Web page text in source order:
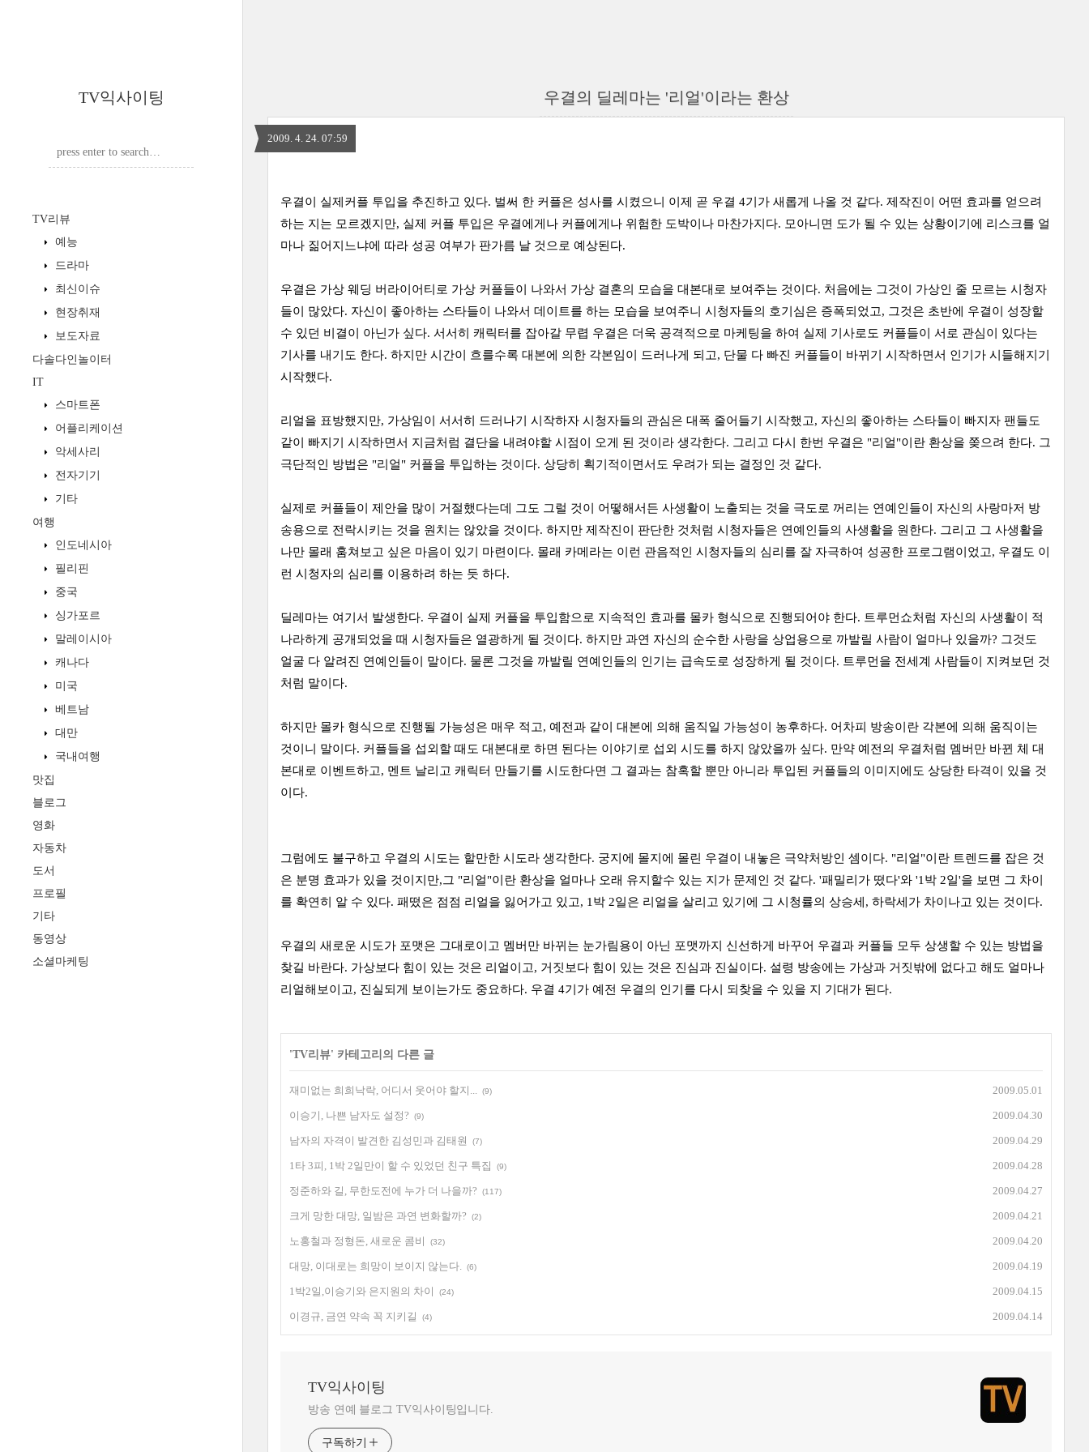
TV익사이팅
TV리뷰
예능
드라마
최신이슈
현장취재
보도자료
다솔다인놀이터
IT
스마트폰
어플리케이션
악세사리
전자기기
기타
여행
인도네시아
필리핀
중국
싱가포르
말레이시아
캐나다
미국
베트남
대만
국내여행
맛집
블로그
영화
자동차
도서
프로필
기타
동영상
소셜마케팅
우결의 딜레마는 '리얼'이라는 환상
2009. 4. 24. 07:59
우결이 실제커플 투입을 추진하고 있다. 벌써 한 커플은 성사를 시켰으니 이제 곧 우결 4기가 새롭게 나올 것 같다. 제작진이 어떤 효과를 얻으려
하는 지는 모르겠지만, 실제 커플 투입은 우결에게나 커플에게나 위험한 도박이나 마찬가지다. 모아니면 도가 될 수 있는 상황이기에 리스크를 얼
마나 짊어지느냐에 따라 성공 여부가 판가름 날 것으로 예상된다.
우결은 가상 웨딩 버라이어티로 가상 커플들이 나와서 가상 결혼의 모습을 대본대로 보여주는 것이다. 처음에는 그것이 가상인 줄 모르는 시청자
들이 많았다. 자신이 좋아하는 스타들이 나와서 데이트를 하는 모습을 보여주니 시청자들의 호기심은 증폭되었고, 그것은 초반에 우결이 성장할
수 있던 비결이 아닌가 싶다. 서서히 캐릭터를 잡아갈 무렵 우결은 더욱 공격적으로 마케팅을 하여 실제 기사로도 커플들이 서로 관심이 있다는
기사를 내기도 한다. 하지만 시간이 흐를수록 대본에 의한 각본임이 드러나게 되고, 단물 다 빠진 커플들이 바뀌기 시작하면서 인기가 시들해지기
시작했다.
리얼을 표방했지만, 가상임이 서서히 드러나기 시작하자 시청자들의 관심은 대폭 줄어들기 시작했고, 자신의 좋아하는 스타들이 빠지자 팬들도
같이 빠지기 시작하면서 지금처럼 결단을 내려야할 시점이 오게 된 것이라 생각한다. 그리고 다시 한번 우결은 "리얼"이란 환상을 쫒으려 한다. 그
극단적인 방법은 "리얼" 커플을 투입하는 것이다. 상당히 획기적이면서도 우려가 되는 결정인 것 같다.
실제로 커플들이 제안을 많이 거절했다는데 그도 그럴 것이 어떻해서든 사생활이 노출되는 것을 극도로 꺼리는 연예인들이 자신의 사랑마저 방
송용으로 전락시키는 것을 원치는 않았을 것이다. 하지만 제작진이 판단한 것처럼 시청자들은 연예인들의 사생활을 원한다. 그리고 그 사생활을
나만 몰래 훔쳐보고 싶은 마음이 있기 마련이다. 몰래 카메라는 이런 관음적인 시청자들의 심리를 잘 자극하여 성공한 프로그램이었고, 우결도 이
런 시청자의 심리를 이용하려 하는 듯 하다.
딜레마는 여기서 발생한다. 우결이 실제 커플을 투입함으로 지속적인 효과를 몰카 형식으로 진행되어야 한다. 트루먼쇼처럼 자신의 사생활이 적
나라하게 공개되었을 때 시청자들은 열광하게 될 것이다. 하지만 과연 자신의 순수한 사랑을 상업용으로 까발릴 사람이 얼마나 있을까? 그것도
얼굴 다 알려진 연예인들이 말이다. 물론 그것을 까발릴 연예인들의 인기는 급속도로 성장하게 될 것이다. 트루먼을 전세계 사람들이 지켜보던 것
처럼 말이다.
하지만 몰카 형식으로 진행될 가능성은 매우 적고, 예전과 같이 대본에 의해 움직일 가능성이 농후하다. 어차피 방송이란 각본에 의해 움직이는
것이니 말이다. 커플들을 섭외할 때도 대본대로 하면 된다는 이야기로 섭외 시도를 하지 않았을까 싶다. 만약 예전의 우결처럼 멤버만 바뀐 체 대
본대로 이벤트하고, 멘트 날리고 캐릭터 만들기를 시도한다면 그 결과는 참혹할 뿐만 아니라 투입된 커플들의 이미지에도 상당한 타격이 있을 것
이다.
그럼에도 불구하고 우결의 시도는 할만한 시도라 생각한다. 궁지에 몰지에 몰린 우결이 내놓은 극약처방인 셈이다. "리얼"이란 트렌드를 잡은 것
은 분명 효과가 있을 것이지만,그 "리얼"이란 환상을 얼마나 오래 유지할수 있는 지가 문제인 것 같다. '패밀리가 떴다'와 '1박 2일'을 보면 그 차이
를 확연히 알 수 있다. 패떴은 점점 리얼을 잃어가고 있고, 1박 2일은 리얼을 살리고 있기에 그 시청률의 상승세, 하락세가 차이나고 있는 것이다.
우결의 새로운 시도가 포맷은 그대로이고 멤버만 바뀌는 눈가림용이 아닌 포맷까지 신선하게 바꾸어 우결과 커플들 모두 상생할 수 있는 방법을
찾길 바란다. 가상보다 힘이 있는 것은 리얼이고, 거짓보다 힘이 있는 것은 진심과 진실이다. 설령 방송에는 가상과 거짓밖에 없다고 해도 얼마나
리얼해보이고, 진실되게 보이는가도 중요하다. 우결 4기가 예전 우결의 인기를 다시 되찾을 수 있을 지 기대가 된다.
'TV리뷰' 카테고리의 다른 글
재미없는 희희낙락, 어디서 웃어야 할지... (9) 2009.05.01
이승기, 나쁜 남자도 설정? (9) 2009.04.30
남자의 자격이 발견한 김성민과 김태원 (7) 2009.04.29
1타 3피, 1박 2일만이 할 수 있었던 친구 특집 (9) 2009.04.28
정준하와 길, 무한도전에 누가 더 나을까? (117) 2009.04.27
크게 망한 대망, 일밤은 과연 변화할까? (2) 2009.04.21
노홍철과 정형돈, 새로운 콤비 (32) 2009.04.20
대망, 이대로는 희망이 보이지 않는다. (6) 2009.04.19
1박2일,이승기와 은지원의 차이 (24) 2009.04.15
이경규, 금연 약속 꼭 지키길 (4) 2009.04.14
TV익사이팅
방송 연예 블로그 TV익사이팅입니다.
구독하기